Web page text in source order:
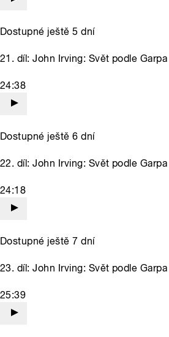
Dostupné ještě 5 dní
21. díl: John Irving: Svět podle Garpa
24:38
Dostupné ještě 6 dní
22. díl: John Irving: Svět podle Garpa
24:18
Dostupné ještě 7 dní
23. díl: John Irving: Svět podle Garpa
25:39